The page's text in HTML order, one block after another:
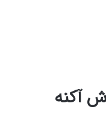
آکنه